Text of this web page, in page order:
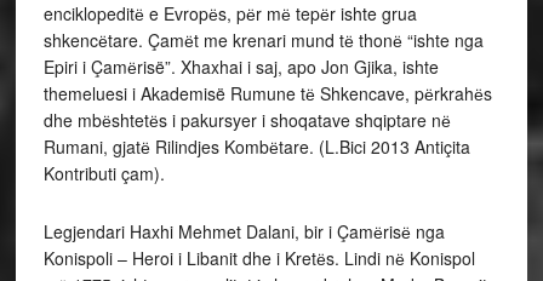
enciklopeditё e Evropёs, pёr mё tepёr ishte grua
shkencёtare. Çamёt me krenari mund tё thonё “ishte nga
Epiri i Çamёrisë”. Xhaxhai i saj, apo Jon Gjika, ishte
themeluesi i Akademisë Rumune tё Shkencave, pёrkrahёs
dhe mbёshtetёs i pakursyer i shoqatave shqiptare nё
Rumani, gjatё Rilindjes Kombёtare. (L.Bici 2013 Antiçita
Kontributi çam).
Legjendari Haxhi Mehmet Dalani, bir i Çamёrisё nga
Konispoli – Heroi i Libanit dhe i Kretёs. Lindi nё Konispol